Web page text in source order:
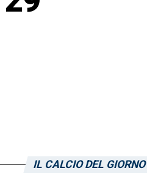
IL CALCIO DEL GIORNO